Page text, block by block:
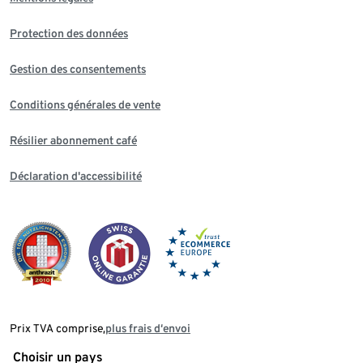
Protection des données
Gestion des consentements
Conditions générales de vente
Résilier abonnement café
Déclaration d'accessibilité
Prix TVA comprise,plus frais d‘envoi
Choisir un pays